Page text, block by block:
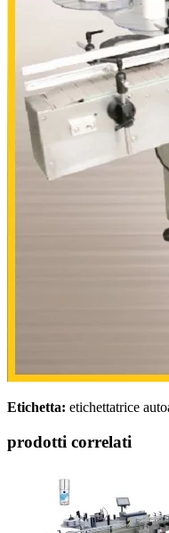
Etichetta: etichettatrice
prodotti correlati